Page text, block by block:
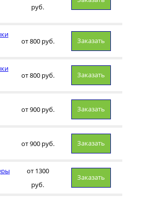
руб.
от 800 руб. Заказать
от 800 руб. Заказать
от 900 руб. Заказать
от 900 руб. Заказать
от 1300
руб.
Заказать